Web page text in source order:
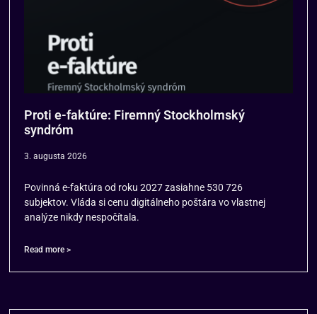
Proti e-faktúre: Firemný Stockholmský
syndróm
3. augusta 2026
Povinná e-faktúra od roku 2027 zasiahne 530 726
subjektov. Vláda si cenu digitálneho poštára vo vlastnej
analýze nikdy nespočítala.
Read more >